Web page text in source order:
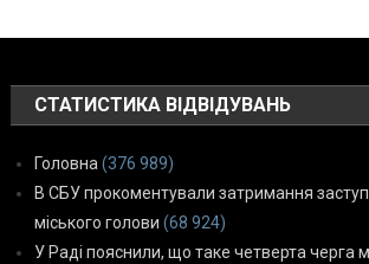
СТАТИСТИКА ВІДВІДУВАНЬ
Головна (376 989)
В СБУ прокоментували затримання
міського голови (68 924)
У Раді пояснили, що таке четверта черга